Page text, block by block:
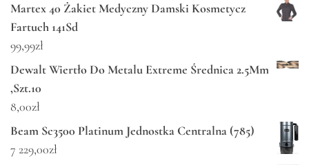
Martex 40 Żakiet Medyczny Damski Kosmetycz
Fartuch 141Sd
99,99zł
Dewalt Wiertło Do Metalu Extreme Średnica 2.5Mm
,Szt.10
8,00zł
Beam Sc3500 Platinum Jednostka Centralna (785)
7 229,00zł